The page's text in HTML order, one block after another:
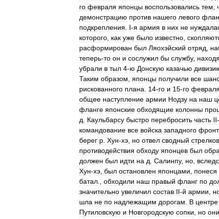
го февраля японцы воспользовались тем
демонстрацию против нашего левого
подкрепления
I-я армия в них не
которого как уже было известно
расформирован был Ляохэйский отряд
теперь-то он и сослужил бы службу,
убрали в тыл 4-ю Донскую казачью
Таким образом японцы получили все
рискованного плана 14-го и 15-го
общее наступление армии Нодзу на наш
фланге японские обходящие колонны
д
Каульбарсу быстро перебросить часть II-
командование все войска западного
берег р Хун-хэ но отвел сводный
противодействия обходу японцев был
должен был идти на д Салинпу, но
Хун-хэ был остановлен японцами
понеся
батал
обходили наш правый фланг по
значительно увеличил состав II-й армии
шла не по надлежащим дорогам В центре
Путиловскую и Новгородскую сопки но они